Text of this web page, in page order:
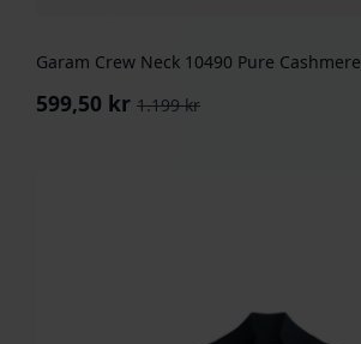
Garam Crew Neck 10490 Pure Cashmere
1.199kr
Opprinnelig
599,50 kr
Nåværende